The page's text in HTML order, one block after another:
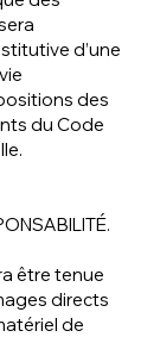
d’une
des
du Code
être tenue
directs
de